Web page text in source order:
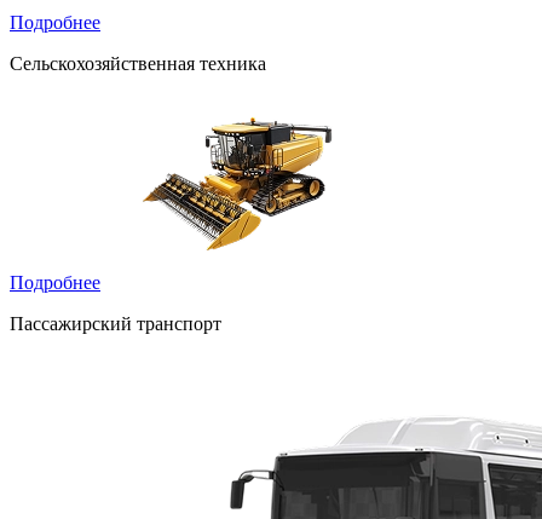
Подробнее
Сельскохозяйственная техника
Подробнее
Пассажирский транспорт